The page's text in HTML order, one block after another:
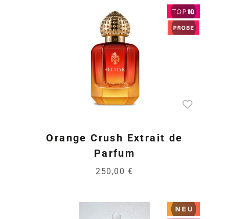
Orange Crush Extrait de
Parfum
250,00 €